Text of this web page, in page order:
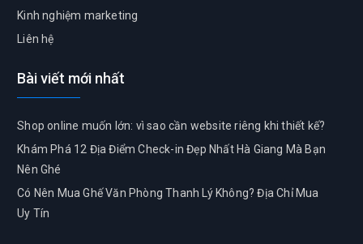
Kinh nghiệm marketing
Liên hệ
Bài viết mới nhất
Shop online muốn lớn: vì sao cần website riêng khi thiết kế?
Khám Phá 12 Địa Điểm Check-in Đẹp Nhất Hà Giang Mà Bạn
Nên Ghé
Có Nên Mua Ghế Văn Phòng Thanh Lý Không? Địa Chỉ Mua
Uy Tín